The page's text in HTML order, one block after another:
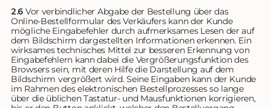
2.6 Vor verbindlicher Abgabe der Bestellung über das
Online-Bestellformular des Verkäufers kann der Kunde
mögliche Eingabefehler durch aufmerksames Lesen der auf
dem Bildschirm dargestellten Informationen erkennen. Ein
wirksames technisches Mittel zur besseren Erkennung von
Eingabefehlern kann dabei die Vergrößerungsfunktion des
Browsers sein, mit deren Hilfe die Darstellung auf dem
Bildschirm vergrößert wird. Seine Eingaben kann der Kunde
im Rahmen des elektronischen Bestellprozesses so lange
über die üblichen Tastatur- und Mausfunktionen korrigieren,